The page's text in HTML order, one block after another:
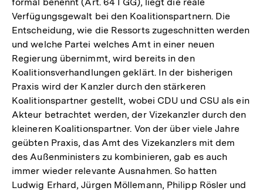
Verfügungsgewalt bei den Koalitionspartnern. Die
Entscheidung, wie die Ressorts zugeschnitten werden
und welche Partei welches Amt in einer neuen
Regierung übernimmt, wird bereits in den
Koalitionsverhandlungen geklärt. In der bisherigen
Praxis wird der Kanzler durch den stärkeren
Koalitionspartner gestellt, wobei CDU und CSU als ein
Akteur betrachtet werden, der Vizekanzler durch den
kleineren Koalitionspartner. Von der über viele Jahre
geübten Praxis, das Amt des Vizekanzlers mit dem
des Außenministers zu kombinieren, gab es auch
immer wieder relevante Ausnahmen. So hatten
Ludwig Erhard, Jürgen Möllemann, Philipp Rösler und